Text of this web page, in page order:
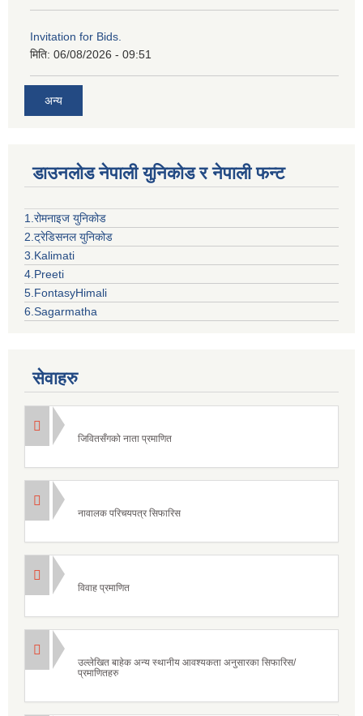
Invitation for Bids.
मिति: 06/08/2026 - 09:51
अन्य
डाउनलोड नेपाली युनिकोड र नेपाली फन्ट
1.रोमनाइज युनिकोड
2.ट्रेडिसनल युनिकोड
3.Kalimati
4.Preeti
5.FontasyHimali
6.Sagarmatha
सेवाहरु
जिवितसँगको नाता प्रमाणित
नावालक परिचयपत्र सिफारिस
विवाह प्रमाणित
उल्लेखित बाहेक अन्य स्थानीय आवश्यकता अनुसारका सिफारिस/
प्रमाणितहरु